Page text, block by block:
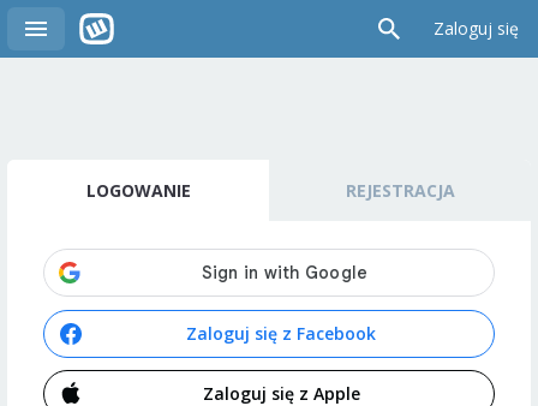
Zaloguj się
LOGOWANIE REJESTRACJA
Zaloguj się z Facebook
Zaloguj się z Apple